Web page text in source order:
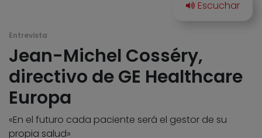
Entrevista
Jean-Michel Cosséry,
directivo de GE Healthcare
Europa
«En el futuro cada paciente será el gestor de su
propia salud»